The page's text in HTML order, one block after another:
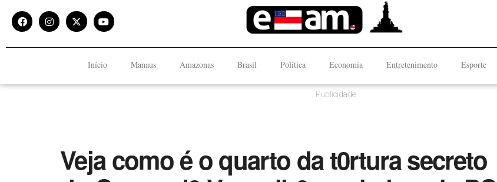
Início Manaus Amazonas Brasil Política Economia Entretenimento Esporte
Publicidade
Veja como é o quarto da t0rtura secreto